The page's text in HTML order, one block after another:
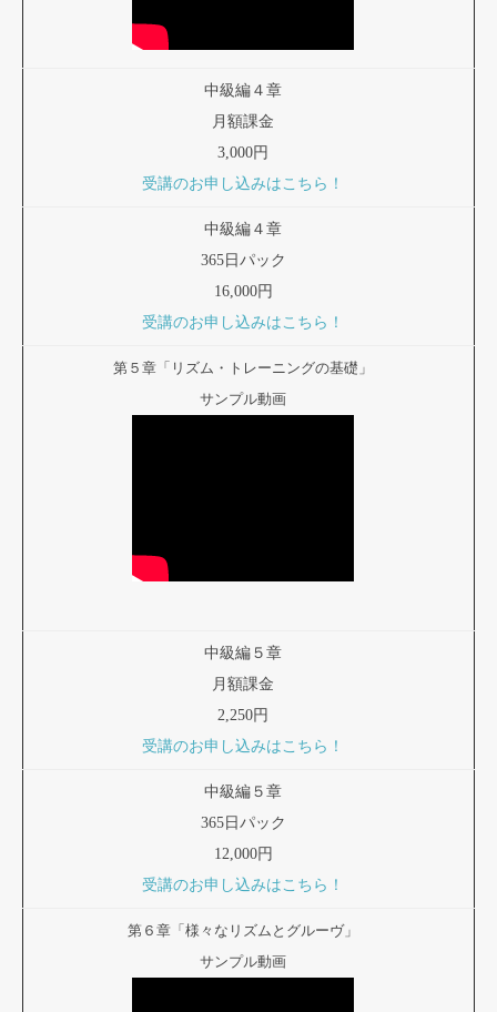
中級編４章
月額課金
3,000円
受講のお申し込みはこちら！
中級編４章
365日パック
16,000円
受講のお申し込みはこちら！
第５章「リズム・トレーニングの基礎」
サンプル動画
中級編５章
月額課金
2,250円
受講のお申し込みはこちら！
中級編５章
365日パック
12,000円
受講のお申し込みはこちら！
第６章「様々なリズムとグルーヴ」
サンプル動画